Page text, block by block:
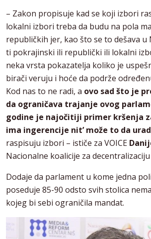
– Zakon propisuje kad se koji izbori
lokalni izbori treba da budu na pola
republičkih jer, kao što se to dešava u
ti pokrajinski ili republički ili lokalni
neka vrsta pokazatelja koliko je
birači veruju i hoće da podrže
Kod nas to ne radi, a ovo sad što je
da ograničava trajanje ovog
godine je najočitiji primer kršenja
ima ingerencije nit’ može to da urad
raspisuju izbori – ističe za VOICE
Nacionalne koalicije za decentralizaciju
Dodaje da parlament u kome jedna
poseduje 85-90 odsto svih stolica
kojeg bi sebi ograničila mandat.